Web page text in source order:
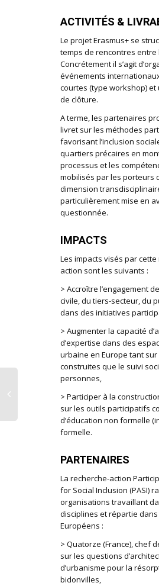
ACTIVITÉS &
Le projet Erasmus+ se
temps de rencontres
Concrétement il s’agit
événements
courtes (type workshop)
de clôture.
A terme, les partenaires
livret sur les méthodes
favorisant l’inclusion
quartiers précaires en
processus et les
mobilisés par les porteurs
dimension
particulièrement mise en
questionnée.
IMPACTS
Les impacts visés par
action sont les suivants :
> Accroître l’engagement
civile, du tiers-secteur, du
dans des initiatives
> Augmenter la capacité
d’expertise dans des
urbaine en Europe tant
construites que le suivi
personnes,
> Participer à la
sur les outils participatifs
d’éducation non formelle
formelle.
PARTENAIRES
La recherche-action
for Social Inclusion (PASI)
organisations travaillant
disciplines et répartie
Européens :
> Quatorze (France), chef
sur les questions
d’urbanisme pour la
bidonvilles,